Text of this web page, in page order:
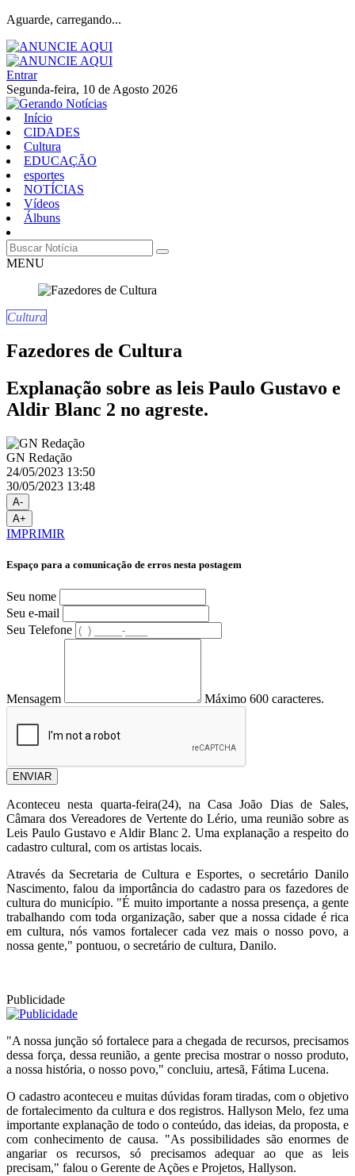
Aguarde, carregando...
Entrar
Segunda-feira, 10 de Agosto 2026
Início
CIDADES
Cultura
EDUCAÇÃO
esportes
NOTÍCIAS
Vídeos
Álbuns
MENU
Cultura
Fazedores de Cultura
Explanação sobre as leis Paulo Gustavo e
Aldir Blanc 2 no agreste.
GN Redação
24/05/2023 13:50
30/05/2023 13:48
A-
A+
IMPRIMIR
Espaço para a comunicação de erros nesta postagem
Seu nome
Seu e-mail
Seu Telefone
Mensagem Máximo 600 caracteres.
ENVIAR
Aconteceu nesta quarta-feira(24), na Casa João Dias de Sales,
Câmara dos Vereadores de Vertente do Lério, uma reunião sobre as
Leis Paulo Gustavo e Aldir Blanc 2. Uma explanação a respeito do
cadastro cultural, com os artistas locais.
Através da Secretaria de Cultura e Esportes, o secretário Danilo
Nascimento, falou da importância do cadastro para os fazedores de
cultura do município. "É muito importante a nossa presença, a gente
trabalhando com toda organização, saber que a nossa cidade é rica
em cultura, nós vamos fortalecer cada vez mais o nosso povo, a
nossa gente," pontuou, o secretário de cultura, Danilo.
Publicidade
"A nossa junção só fortalece para a chegada de recursos, precisamos
dessa força, dessa reunião, a gente precisa mostrar o nosso produto,
a nossa história, o nosso povo," concluiu, artesã, Fátima Lucena.
O cadastro aconteceu e muitas dúvidas foram tiradas, com o objetivo
de fortalecimento da cultura e dos registros. Hallyson Melo, fez uma
importante explanação de todo o conteúdo, das ideias, da proposta, e
com conhecimento de causa. "As possibilidades são enormes de
angariar os recursos, só precisamos adequar ao que as leis
precisam," falou o Gerente de Ações e Projetos, Hallyson.